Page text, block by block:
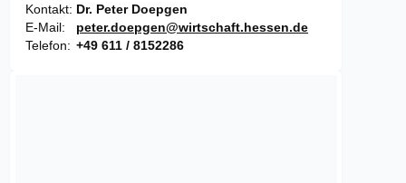
Kontakt
Dr. Peter Doepgen
E-Mail
peter.doepgen@wirtschaft.hessen.de
Telefon
+49 611 / 8152286